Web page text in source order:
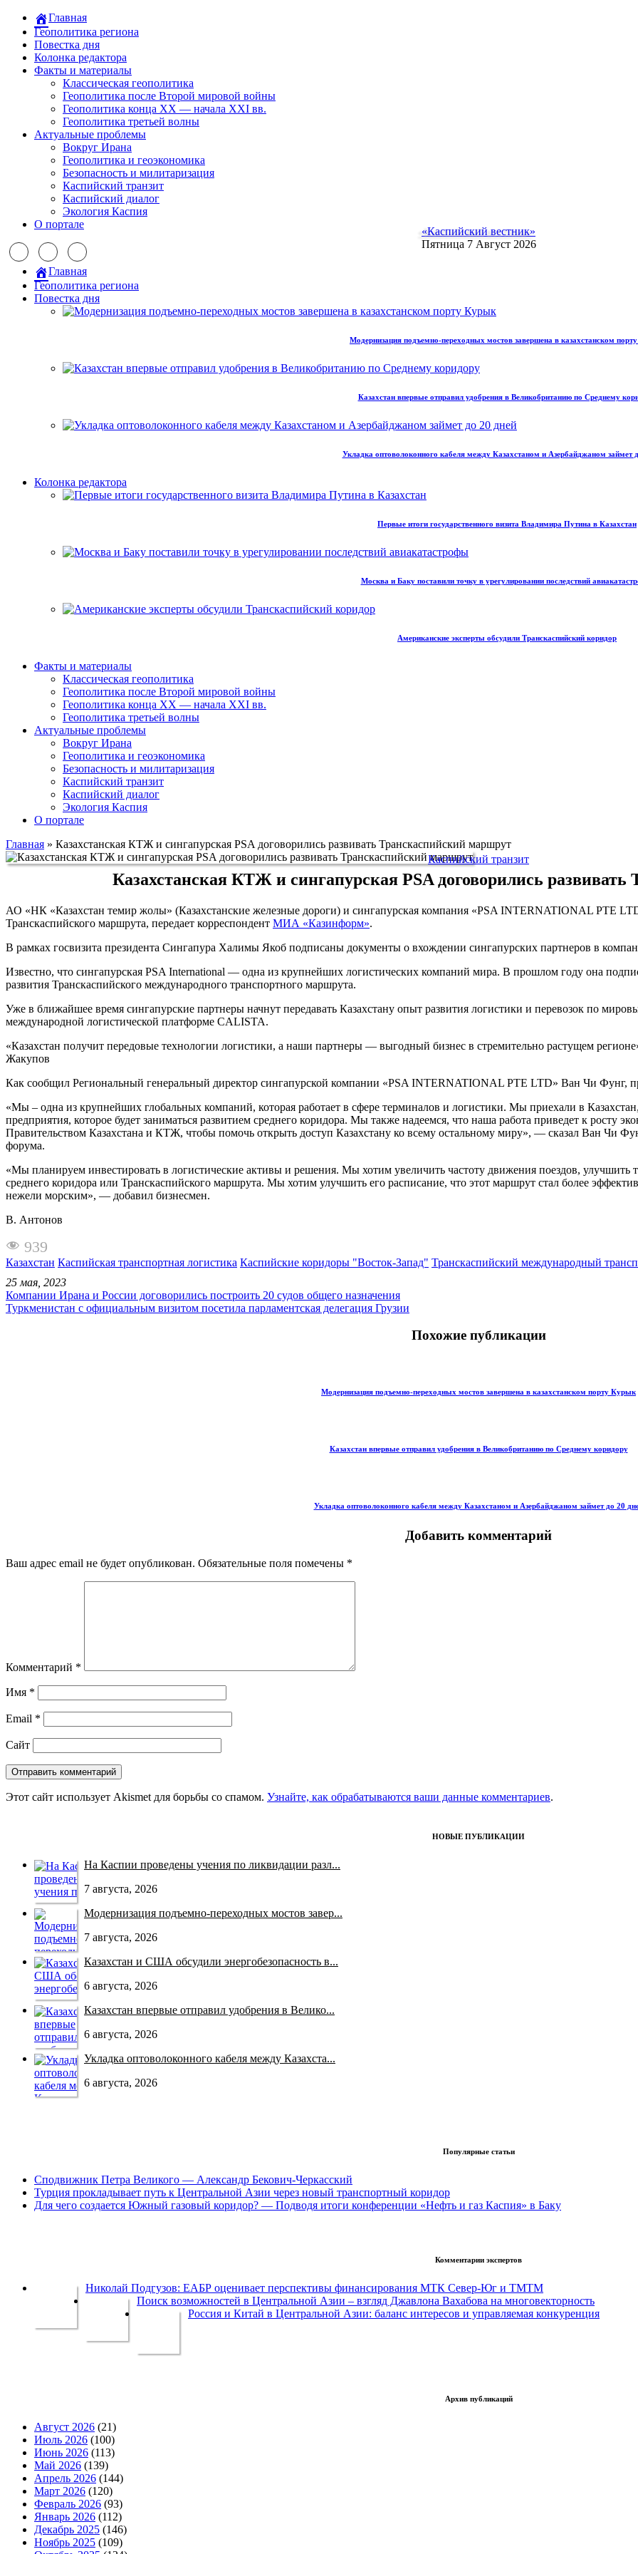
Главная
Геополитика региона
Повестка дня
Колонка редактора
Факты и материалы
Классическая геополитика
Геополитика после Второй мировой войны
Геополитика конца XX — начала XXI вв.
Геополитика третьей волны
Актуальные проблемы
Вокруг Ирана
Геополитика и геоэкономика
Безопасность и милитаризация
Каспийский транзит
Каспийский диалог
Экология Каспия
О портале
«Каспийский вестник»
Пятница 7 Август 2026
Главная
Геополитика региона
Повестка дня
Модернизация подъемно-переходных мостов завершена в казахстанском
Казахстан впервые отправил удобрения в Великобританию по Среднему
Укладка оптоволоконного кабеля между Казахстаном и Азербайджаном займет
Колонка редактора
Первые итоги государственного визита Владимира Путина в Казахстан
Москва и Баку поставили точку в урегулировании последствий
Американские эксперты обсудили Транскаспийский коридор
Факты и материалы
Классическая геополитика
Геополитика после Второй мировой войны
Геополитика конца XX — начала XXI вв.
Геополитика третьей волны
Актуальные проблемы
Вокруг Ирана
Геополитика и геоэкономика
Безопасность и милитаризация
Каспийский транзит
Каспийский диалог
Экология Каспия
О портале
Главная » Казахстанская КТЖ и сингапурская PSA договорились развивать Транскаспийский маршрут
Каспийский транзит
Казахстанская КТЖ и сингапурская PSA договорились
АО «НК «Казахстан темир жолы» (Казахстанские железные дороги) и сингапурская компания «PSA INTERNATIONAL PTE
Транскаспийского маршрута, передает корреспондент МИА «Казинформ».
В рамках госвизита президента Сингапура Халимы Якоб подписаны документы о вхождении сингапурских партнеров в
Известно, что сингапурская PSA International — одна из крупнейших логистических компаний мира. В прошлом году она
развития Транскаспийского международного транспортного маршрута.
Уже в ближайшее время сингапурские партнеры начнут передавать Казахстану опыт развития логистики и перевозок по
международной логистической платформе CALISTA.
«Казахстан получит передовые технологии логистики, а наши партнеры — выгодный бизнес в стремительно растущем
Жакупов
Как сообщил Региональный генеральный директор сингапурской компании «PSA INTERNATIONAL PTE LTD» Ван Чи Фунг,
«Мы – одна из крупнейших глобальных компаний, которая работает в сфере терминалов и логистики. Мы приехали в
предприятия, которое будет заниматься развитием среднего коридора. Мы также надеемся, что наша работа приведет к росту
Правительством Казахстана и КТЖ, чтобы помочь открыть доступ Казахстану ко всему остальному миру», — сказал Ван Чи
форума.
«Мы планируем инвестировать в логистические активы и решения. Мы хотим увеличить частоту движения поездов, улучшить
среднего коридора или Транскаспийского маршрута. Мы хотим улучшить его расписание, что этот маршрут стал более
нежели морским», — добавил бизнесмен.
В. Антонов
939
Казахстан Каспийская транспортная логистика Каспийские коридоры "Восток-Запад" Транскаспийский международный
25 мая, 2023
Компании Ирана и России договорились построить 20 судов общего назначения
Туркменистан с официальным визитом посетила парламентская делегация Грузии
Похожие публикации
Модернизация подъемно-переходных мостов завершена в казахстанском порту Курык
Казахстан впервые отправил удобрения в Великобританию по Среднему коридору
Укладка оптоволоконного кабеля между Казахстаном и Азербайджаном займет до 20
Добавить комментарий
Ваш адрес email не будет опубликован. Обязательные поля помечены *
Комментарий *
Имя *
Email *
Сайт
Этот сайт использует Akismet для борьбы со спамом. Узнайте, как обрабатываются ваши данные комментариев.
НОВЫЕ ПУБЛИКАЦИИ
На Каспии проведены учения по ликвидации разл...
7 августа, 2026
Модернизация подъемно-переходных мостов завер...
7 августа, 2026
Казахстан и США обсудили энергобезопасность в...
6 августа, 2026
Казахстан впервые отправил удобрения в Велико...
6 августа, 2026
Укладка оптоволоконного кабеля между Казахста...
6 августа, 2026
Популярные статьи
Сподвижник Петра Великого — Александр Бекович-Черкасский
Турция прокладывает путь к Центральной Азии через новый транспортный коридор
Для чего создается Южный газовый коридор? — Подводя итоги конференции «Нефть и газ Каспия» в Баку
Комментарии экспертов
Николай Подгузов: ЕАБР оценивает перспективы финансирования МТК Север-Юг и ТМТМ
Поиск возможностей в Центральной Азии – взгляд Джавлона Вахабова на многовекторность
Россия и Китай в Центральной Азии: баланс интересов и управляемая конкуренция
Архив публикаций
Август 2026 (21)
Июль 2026 (100)
Июнь 2026 (113)
Май 2026 (139)
Апрель 2026 (144)
Март 2026 (120)
Февраль 2026 (93)
Январь 2026 (112)
Декабрь 2025 (146)
Ноябрь 2025 (109)